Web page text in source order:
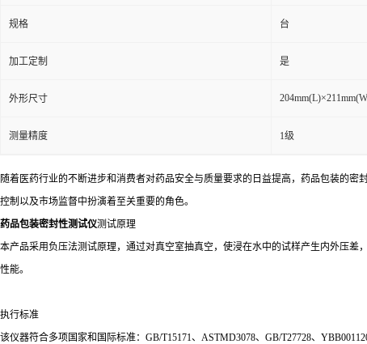
规格 台
加工定制 是
外形尺寸
测量精度 1级
随着医药行业的不断进步和消费者对药品安全与质量要求的日益提高，药品包装的
控制以及市场监督中扮演着至关重要的角色。
药品包装密封性测试仪测试原理
本产品采用负压法测试原理，通过对真空室抽真空，使浸在水中的试样产生内外压
性能。
执行标准
该仪器符合多项国家和国际标准：GB/T15171、ASTMD3078、GB/T27728、